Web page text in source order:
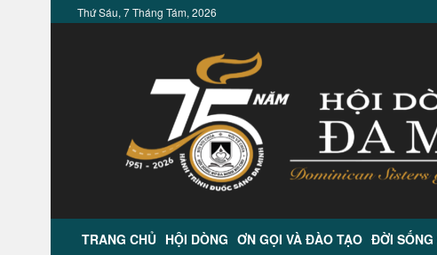
Thứ Sáu, 7 Tháng Tám, 2026
TRANG CHỦ HỘI DÒNG ƠN GỌI VÀ ĐÀO TẠO ĐỜI